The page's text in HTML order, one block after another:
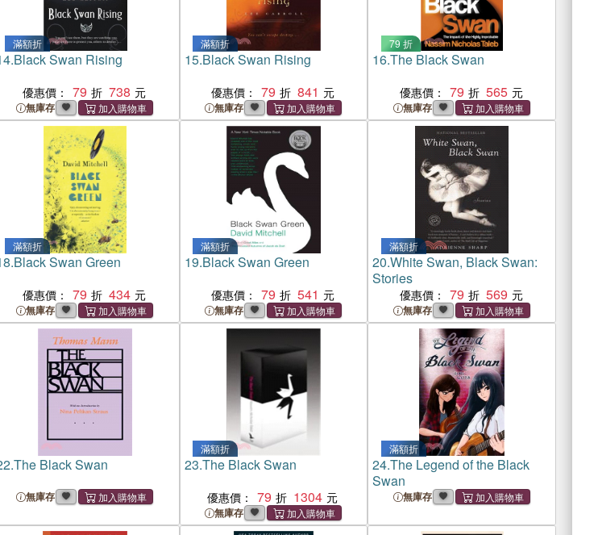
滿額折
Black Swan Rising
優惠價： 79 738
無庫存
滿額折
15.Black Swan Rising
優惠價： 79 841
無庫存
79 折
16.The Black Swan
優惠價： 79 565
無庫存
滿額折
Black Swan Green
優惠價： 79 434
無庫存
滿額折
19.Black Swan Green
優惠價： 79 541
無庫存
滿額折
20.White Swan, Black Swan:
Stories
優惠價： 79 569
無庫存
The Black Swan
無庫存
滿額折
23.The Black Swan
優惠價： 79 1304
無庫存
滿額折
24.The Legend of the Black
Swan
無庫存